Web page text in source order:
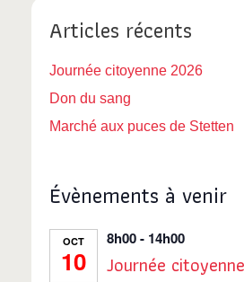
Articles récents
Journée citoyenne 2026
Don du sang
Marché aux puces de Stetten
Évènements à venir
OCT
10
8h00- 14h00
Journée